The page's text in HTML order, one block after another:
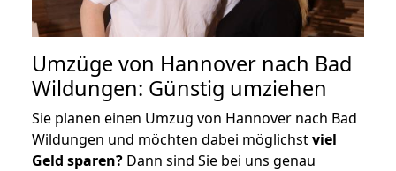
Umzüge von Hannover nach Bad
Wildungen: Günstig umziehen
Sie planen einen Umzug von Hannover nach Bad
Wildungen und möchten dabei möglichstviel
Geld sparen? Dann sind Sie bei uns genau